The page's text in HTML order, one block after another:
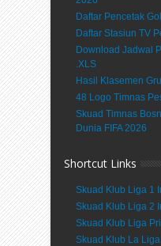
Daftar Pencetak
Daftar Stasiun TV
Download Jadwal
.XLS
Hasil Klasemen
48 Logo Timnas
Skuad Timnas
Dunia FIFA 2026
Shortcut Links
Skuad Klub Liga 1
Skuad Klub Liga 2
Skuad Klub Liga
Skuad Klub La